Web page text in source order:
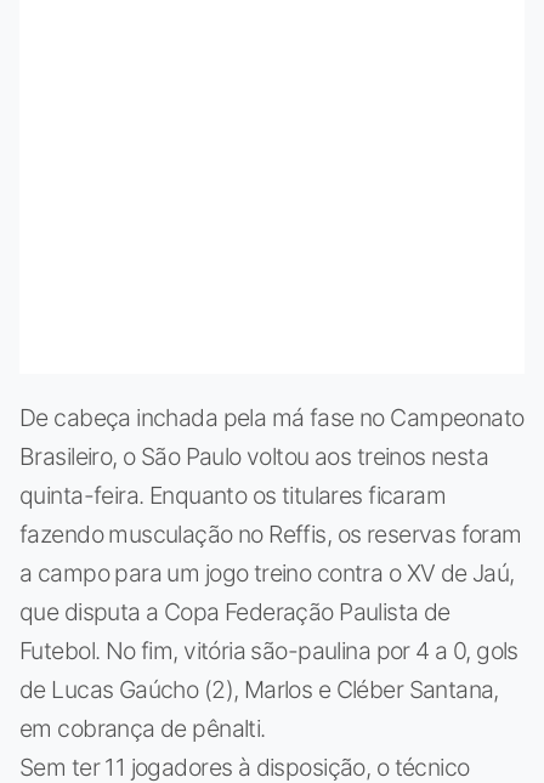
De cabeça inchada pela má fase no Campeonato
Brasileiro, o São Paulo voltou aos treinos nesta
quinta-feira. Enquanto os titulares ficaram
fazendo musculação no Reffis, os reservas foram
a campo para um jogo treino contra o XV de Jaú,
que disputa a Copa Federação Paulista de
Futebol. No fim, vitória são-paulina por 4 a 0, gols
de Lucas Gaúcho (2), Marlos e Cléber Santana,
em cobrança de pênalti.
Sem ter 11 jogadores à disposição, o técnico